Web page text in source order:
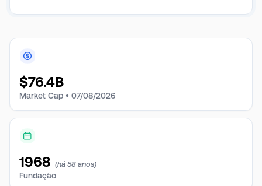
$76.4B
Market Cap • 07/08/2026
1968 (há 58 anos)
Fundação